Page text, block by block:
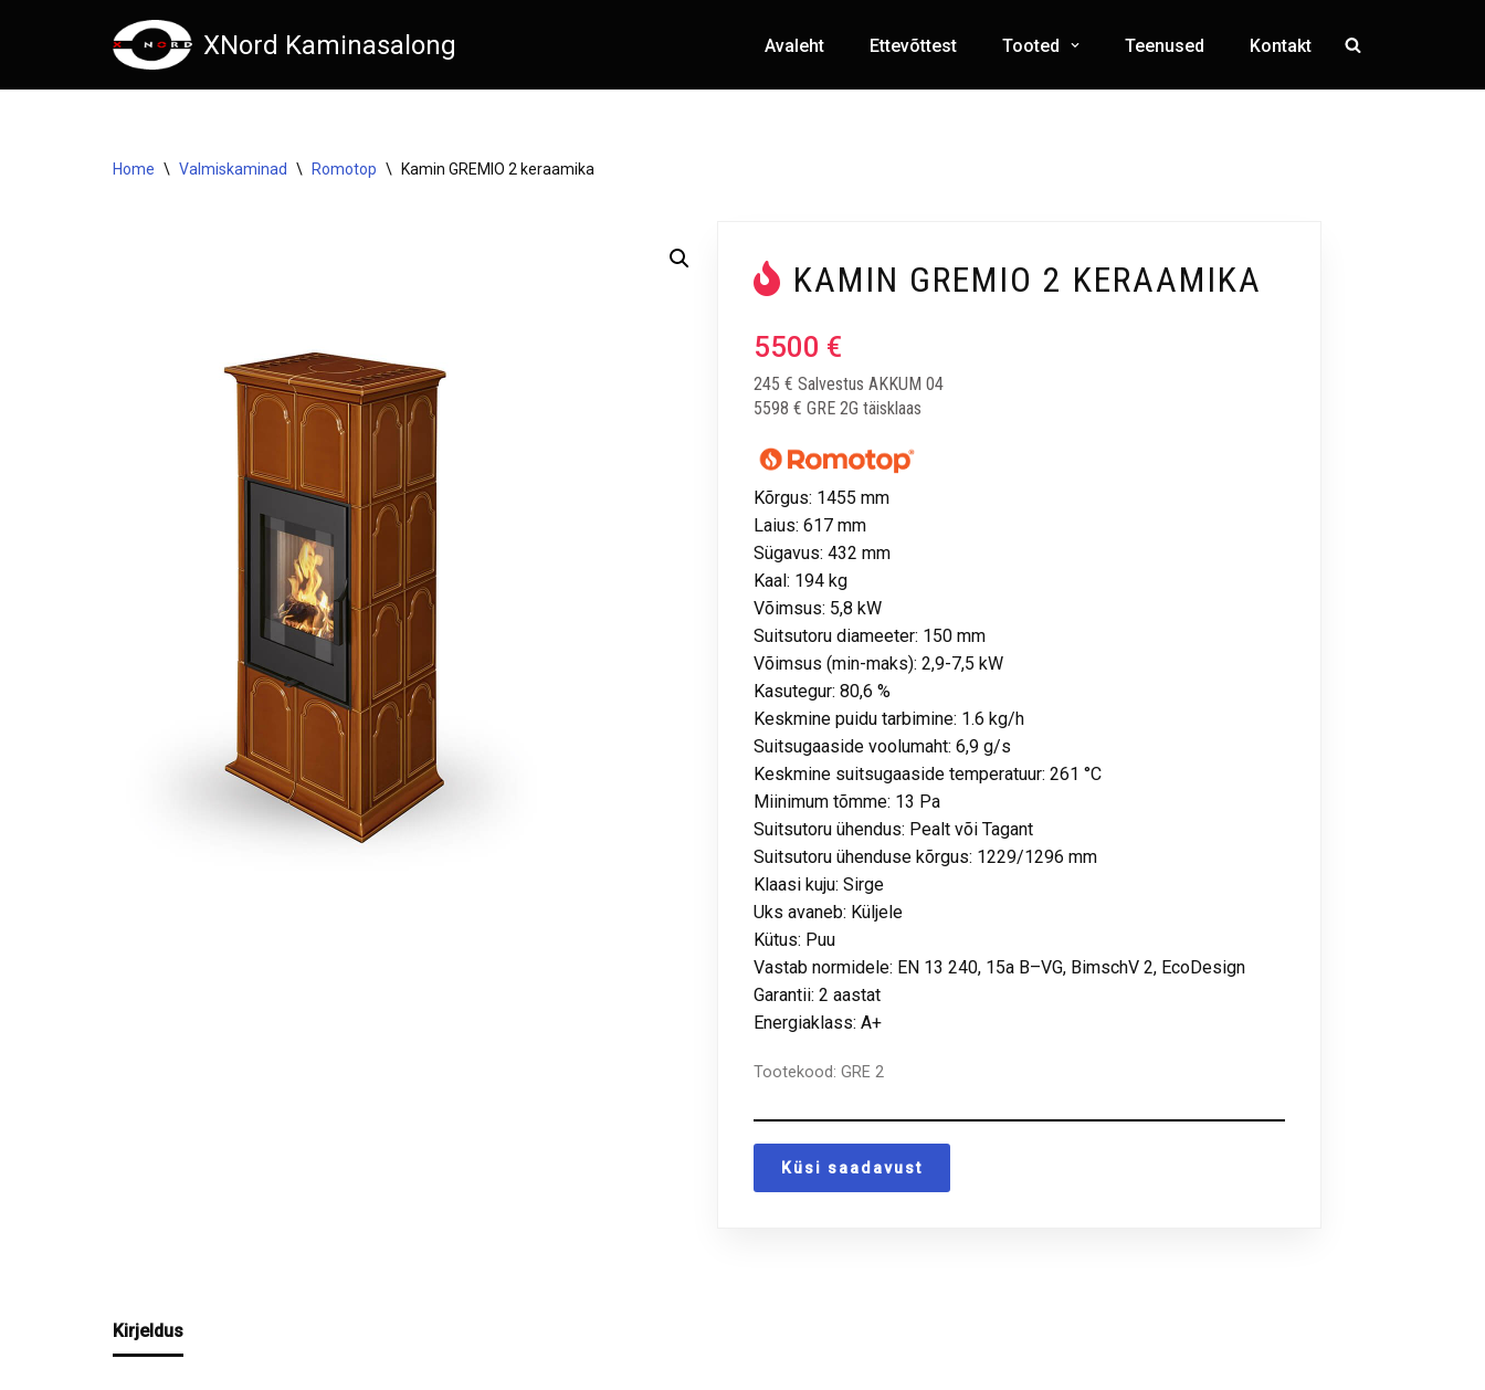
to
XNord Kaminasalong Avaleht Ettevõttest Tooted Teenused Kontakt
Home \ Valmiskaminad \ Romotop \ Kamin GREMIO 2 keraamika
KAMIN GREMIO 2 KERAAMIKA
5500 €
245 € Salvestus AKKUM 04
5598 € GRE 2G täisklaas
Kõrgus: 1455 mm
Laius: 617 mm
Sügavus: 432 mm
Kaal: 194 kg
Võimsus: 5,8 kW
Suitsutoru diameeter: 150 mm
Võimsus (min-maks): 2,9-7,5 kW
Kasutegur: 80,6 %
Keskmine puidu tarbimine: 1.6 kg/h
Suitsugaaside voolumaht: 6,9 g/s
Keskmine suitsugaaside temperatuur: 261 °C
Miinimum tõmme: 13 Pa
Suitsutoru ühendus: Pealt või Tagant
Suitsutoru ühenduse kõrgus: 1229/1296 mm
Klaasi kuju: Sirge
Uks avaneb: Küljele
Kütus: Puu
Vastab normidele: EN 13 240, 15a B–VG, BimschV 2, EcoDesign
Garantii: 2 aastat
Energiaklass: A+
Tootekood:GRE 2
Küsi saadavust
Kirjeldus